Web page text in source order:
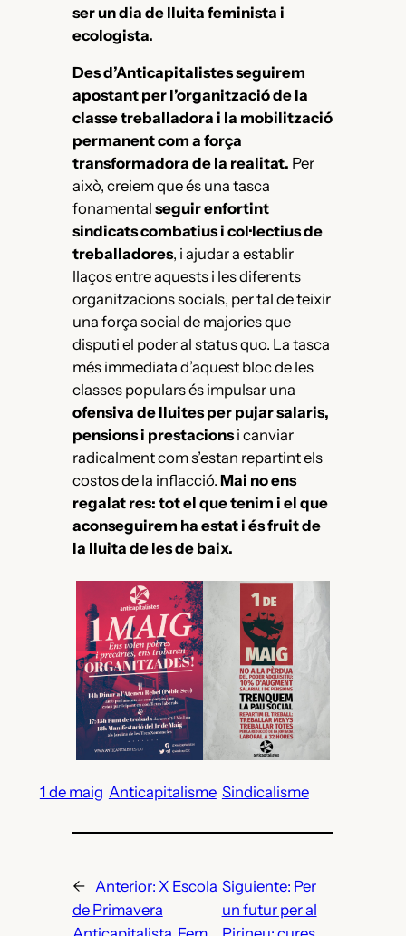
ser un dia de lluita feminista i
ecologista.
Des d’Anticapitalistes seguirem
apostant per l’organització de la
classe treballadora i la mobilització
permanent com a força
transformadora de la realitat. Per
això, creiem que és una tasca
fonamental seguir enfortint
sindicats combatius i col·lectius de
treballadores, i ajudar a establir
llaços entre aquests i les diferents
organitzacions socials, per tal de teixir
una força social de majories que
disputi el poder al status quo. La tasca
més immediata d’aquest bloc de les
classes populars és impulsar una
ofensiva de lluites per pujar salaris,
pensions i prestacionsi canviar
radicalment com s’estan repartint els
costos de la inflacció. Mai no ens
regalat res: tot el que tenim i el que
aconseguirem ha estat i és fruit de
la lluita de les de baix.
1 de maig Anticapitalisme Sindicalisme
← Anterior: X Escola
de Primavera
Siguiente: Per
un futur per al